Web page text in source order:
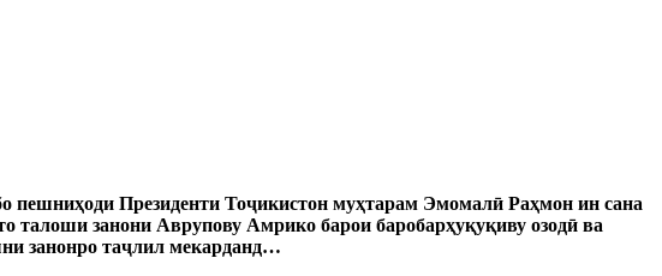
пешниҳоди Президенти Тоҷикистон муҳтарам Эмомалӣ Раҳмон ин сана
талоши занони Аврупову Амрико барои баробарҳуқуқиву озодӣ ва
занонро таҷлил мекарданд…